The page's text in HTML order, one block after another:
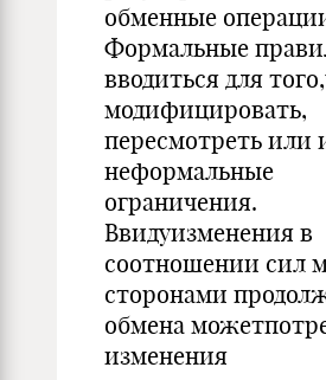
обменные
Формальные
вводиться для
модифицировать,
пересмотреть или
неформальные
ограничения.
Ввидуизменения в
соотношении сил
сторонами
обмена
изменения